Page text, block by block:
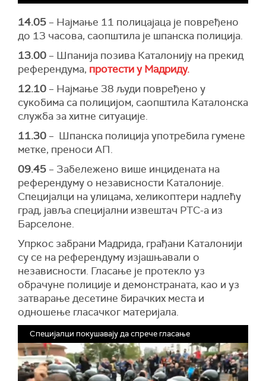
14.05 – Најмање 11 полицајаца је повређено
до 13 часова, саопштила је шпанска полиција.
13.00 – Шпанија позива Каталонију на прекид
референдума, протести у Мадриду.
12.10 – Најмање 38 људи повређено у
сукобима са полицијом, саопштила Каталонска
служба за хитне ситуације.
11.30 – Шпанска полиција употребила гумене
метке, преноси АП.
09.45 – Забележено више инцидената на
референдуму о независности Каталоније.
Специјалци на улицама, хеликоптери надлећу
град, јавља специјални извештач РТС-а из
Барселоне.
Упркос забрани Мадрида, грађани Каталонији
су се на референдуму изјашњавали о
независности. Гласање је протекло уз
обрачуне полиције и демонстраната, као и уз
затварање десетине бирачких места и
одношење гласачког материјала.
Специјалци покушавају да спрече гласање